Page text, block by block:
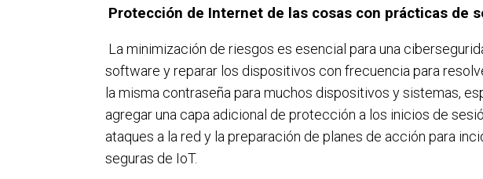
Protección de Internet de las cosas con prácticas de
La minimización de riesgos es esencial para una
software y reparar los dispositivos con frecuencia para
la misma contraseña para muchos dispositivos y sistemas,
agregar una capa adicional de protección a los inicios de
ataques a la red y la preparación de planes de acción para
seguras de IoT.